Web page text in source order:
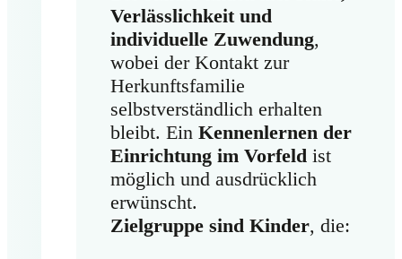
Verlässlichkeit und
individuelle Zuwendung,
wobei der Kontakt zur
Herkunftsfamilie
selbstverständlich erhalten
bleibt. EinKennenlernen der
Einrichtung im Vorfeld ist
möglich und ausdrücklich
erwünscht.
Zielgruppe sind Kinder, die: